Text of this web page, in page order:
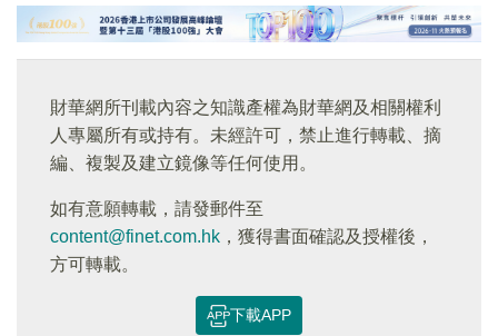
財華網所刊載內容之知識產權為財華網及相關權利
人專屬所有或持有。未經許可，禁止進行轉載、摘
編、複製及建立鏡像等任何使用。
如有意願轉載，請發郵件至
content@finet.com.hk ，獲得書面確認及授權後，
方可轉載。
下載APP